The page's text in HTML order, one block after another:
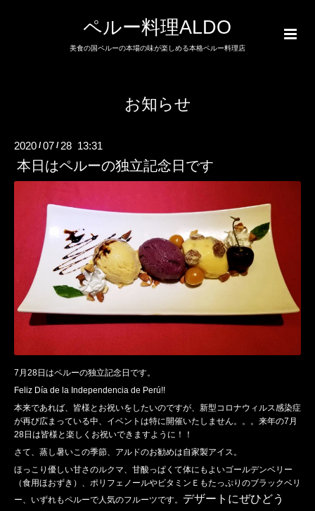
ペルー料理ALDO
美食の国ペルーの本場の味が楽しめる本格ペルー料理店
お知らせ
2020 /07 / 28 13:31
本日はペルーの独立記念日です
7月28日はペルーの独立記念日です。
Feliz Día de la Independencia de Perú!!
本来であれば、皆様とお祝いをしたいのですが、新型コロナウィルス感染症
が再び広まっている中、イベントは特に開催いたしません。。。来年の7月
28日は皆様と楽しくお祝いできますように！！
さて、蒸し暑いこの季節、アルドのお勧めは自家製アイス。
ほっこり優しい甘さのルクマ、甘酸っぱくて体にもよいゴールデンベリー
（食用ほおずき）、ポリフェノールやビタミンＥもたっぷりのブラックベリ
ー、いずれもペルーで人気のフルーツです。 デザートにぜひどう